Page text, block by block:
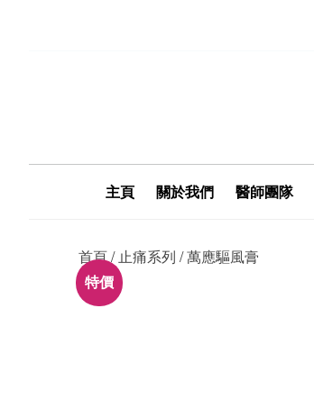
主頁 關於我們 醫師團隊
首頁/止痛系列 / 萬應驅風膏
特價